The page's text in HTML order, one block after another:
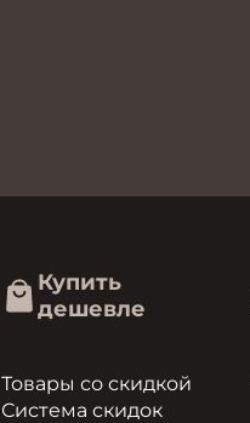
Купить
дешевле
Товары со скидкой
Система скидок